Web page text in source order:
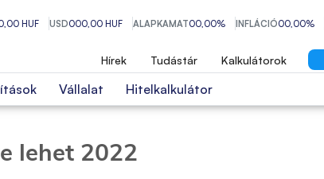
HUF USD000,00 HUF ALAPKAMAT00,00% INFLÁCIÓ00,00%
Hírek Tudástár Kalkulátorok
Vállalat Hitelkalkulátor
lehet 2022